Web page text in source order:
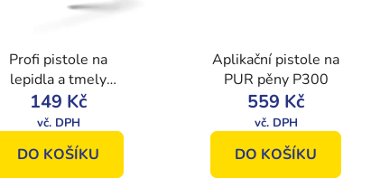
Profi pistole na
lepidla a tmely
ocelový
skelet, 310 ml
149 Kč
DO KOŠÍKU
Aplikační pistole na
PUR pěny P300
559 Kč
DO KOŠÍKU